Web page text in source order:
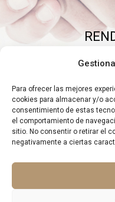
Para ofrecer las mejores
cookies para almacenar y/o
consentimiento de estas
el comportamiento de
sitio. No consentir o retirar el
negativamente a ciertas
Elimine gastos